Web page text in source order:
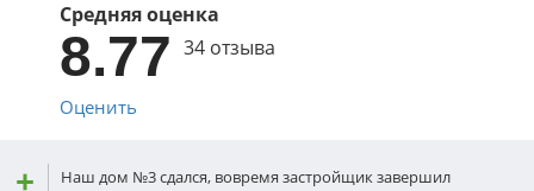
Средняя оценка
8.77 34 отзыва
Оценить
Наш дом №3 сдался, вовремя застройщик завершил